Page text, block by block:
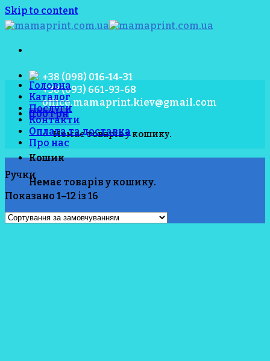
Skip to content
+38 (098) 016-14-31
+38 (093) 661-93-68
office.mamaprint.kiev@gmail.com
0.00грн
Немає товарів у кошику.
Кошик
Немає товарів у кошику.
Головна
Каталог
Послуги
Контакти
Оплата та доставка
Про нас
Ручки
Показано 1–12 із 16